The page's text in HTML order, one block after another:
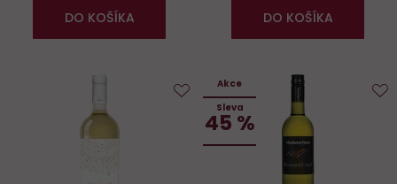
DO KOŠÍKA DO KOŠÍKA
obľúbených
Akce
Sleva
45 %